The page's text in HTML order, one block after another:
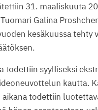
31. maaliskuuta
Galina
kesäkuussa
todettiin syylliseksi
kautta.
todettiin